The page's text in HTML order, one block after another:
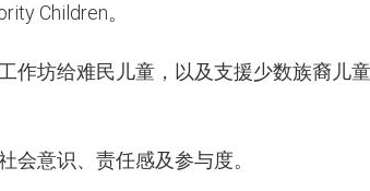
Children。
作坊给难民儿童，以及支援少数族裔儿
意识、责任感及参与度。